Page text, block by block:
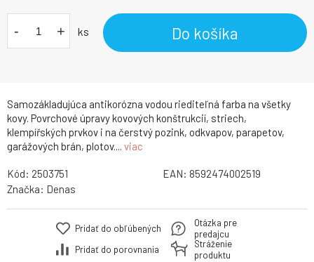
Samozákladujúca antikorózna vodou riediteľná farba na všetky
kovy. Povrchové úpravy kovových konštrukcií, striech,
klempířských prvkov i na čerstvý pozink, odkvapov, parapetov,
garážových brán, plotov.... viac
- + ks Do košíka
Kód: 2503751 EAN: 8592474002519
Značka: Denas
Pridať do obľúbených
Pridať do porovnania
Otázka pre
predajcu
Stráženie
produktu